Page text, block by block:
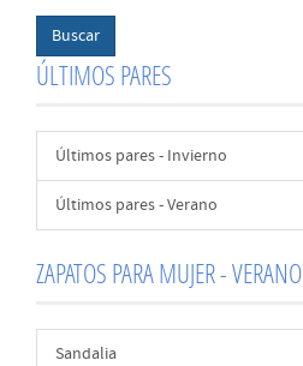
ÚLTIMOS PARES
Últimos pares - Invierno
Últimos pares - Verano
ZAPATOS PARA MUJER - VERANO
Sandalia